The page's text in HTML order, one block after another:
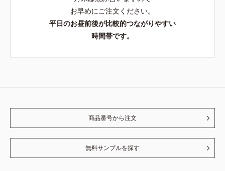
お早めにご注文ください。
平日のお昼前後が比較的つながりやすい
時間帯です。
商品番号から注文
無料サンプルを探す